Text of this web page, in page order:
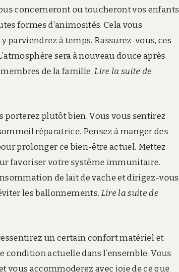
concerneront ou toucheront vos enfants
formes d’animosités. Cela vous
parviendrez à temps. Rassurez-vous, ces
sera à nouveau douce après
de la famille.Lire la suite de
plutôt bien. Vous vous sentirez
réparatrice. Pensez à manger des
prolonger ce bien-être actuel. Mettez
favoriser votre système immunitaire.
de lait de vache et dirigez-vous
les ballonnements. Lire la suite de
un certain confort matériel et
condition actuelle dans l’ensemble. Vous
vous accommoderez avec joie de ce que